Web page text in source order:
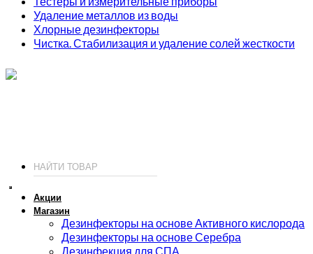
Удаление металлов из воды
Хлорные дезинфекторы
Чистка. Стабилизация и удаление солей жесткости
Акции
Магазин
Дезинфекторы на основе Активного кислорода
Дезинфекторы на основе Серебра
Дезинфекция для СПА